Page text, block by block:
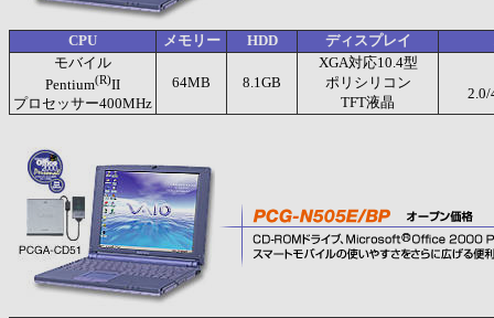
CPU メモリー HDD ディスプレイ
モバイル
Pentium(R)II
プロセッサー400MHz
64MB 8.1GB
XGA対応10.4型
ポリシリコン
TFT液晶
2.0/